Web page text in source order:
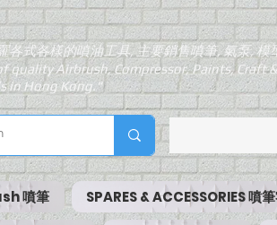
各式各樣的噴油工具, 主要銷售噴筆, 氣泵,
quality Airbrush, Compressor, Paints, Craft
in Hong Kong."
噴筆 SPARES & ACCESSORIES 噴